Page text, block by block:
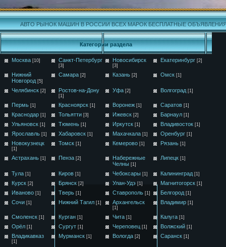
АВТО РЫНОК МАШИН В РОССИИ ВСЕХ МАРОК БЕСПЛАТНЫЕ
Категории раздела
Москва [10] Санкт-Петербург
[3]
Новосибирск
[3]
Екатеринбург [2]
Нижний
Новгород [5]
Самара [2] Казань [2] Омск [1]
Челябинск [2] Ростов-на-Дону
[1]
Уфа [2] Волгоград [1]
Пермь [1] Красноярск [1] Воронеж [1] Саратов [1]
Краснодар [1] Тольятти [3] Ижевск [2] Барнаул [1]
Ульяновск [1] Тюмень [1] Иркутск [1] Владивосток [1]
Ярославль [1] Хабаровск [1] Махачкала [1] Оренбург [1]
Новокузнецк
[1]
Томск [1] Кемерово [1] Рязань [1]
Астрахань [1] Пенза [2]
Набережные
Челны [1]
Липецк [1]
Тула [1] Киров [1] Чебоксары [1] Калининград [1]
Курск [2] Брянск [2] Улан-Удэ [1] Магнитогорск [1]
Иваново [1] Тверь [1] Ставрополь [1] Белгород [1]
Сочи [1] Нижний Тагил [1] Архангельск
[1]
Владимир [1]
Смоленск [1] Курган [1] Чита [1] Калуга [1]
Орёл [1] Сургут [1] Череповец [1] Волжский [1]
Владикавказ
[1]
Мурманск [1] Вологда [2] Саранск [1]